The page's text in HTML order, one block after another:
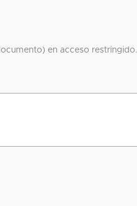
en acceso restringido.